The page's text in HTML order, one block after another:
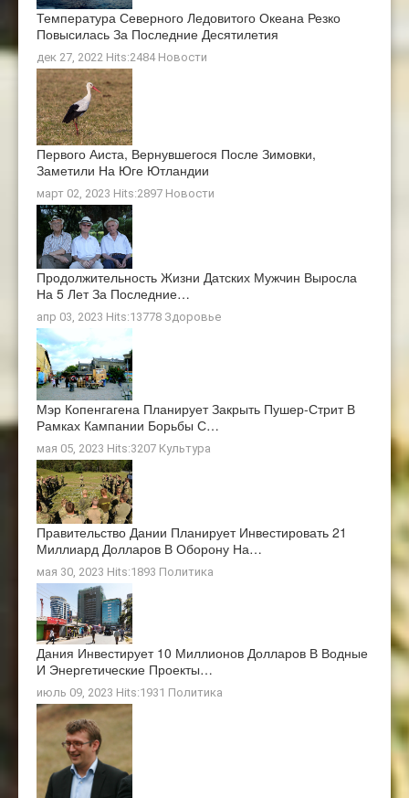
Температура Северного Ледовитого Океана Резко
Повысилась За Последние Десятилетия
дек 27, 2022 Hits:2484 Новости
Первого Аиста, Вернувшегося После Зимовки,
Заметили На Юге Ютландии
март 02, 2023 Hits:2897 Новости
Продолжительность Жизни Датских Мужчин Выросла
На 5 Лет За Последние…
апр 03, 2023 Hits:13778 Здоровье
Мэр Копенгагена Планирует Закрыть Пушер-Стрит В
Рамках Кампании Борьбы С…
мая 05, 2023 Hits:3207 Культура
Правительство Дании Планирует Инвестировать 21
Миллиард Долларов В Оборону На…
мая 30, 2023 Hits:1893 Политика
Дания Инвестирует 10 Миллионов Долларов В Водные
И Энергетические Проекты…
июль 09, 2023 Hits:1931 Политика